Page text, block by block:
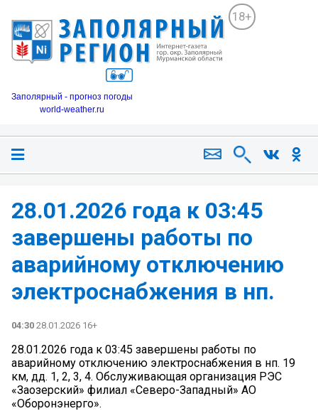
18+
Заполярный - прогноз погоды
world-weather.ru
28.01.2026 года к 03:45
завершены работы по
аварийному отключению
электроснабжения в нп.
04:30 28.01.2026 16+
28.01.2026 года к 03:45 завершены работы по
аварийному отключению электроснабжения в нп. 19
км, дд. 1, 2, 3, 4. Обслуживающая организация РЭС
«Заозерский» филиал «Северо-Западный» АО
«Оборонэнерго».